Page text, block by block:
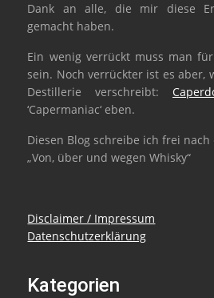
Dank an alle, die mir diese
gemacht haben.
Ein wenig verrückt muss man
sein. Noch verrückter ist es aber,
Destillerie verschreibt:
‘Capermaniac‘ eben.
Diesen Blog schreibe ich frei
„Von, über und wegen Whisky“
Disclaimer / Impressum
Datenschutzerklärung
Kategorien